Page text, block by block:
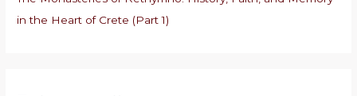
:in the Heart of Crete (Part 1)